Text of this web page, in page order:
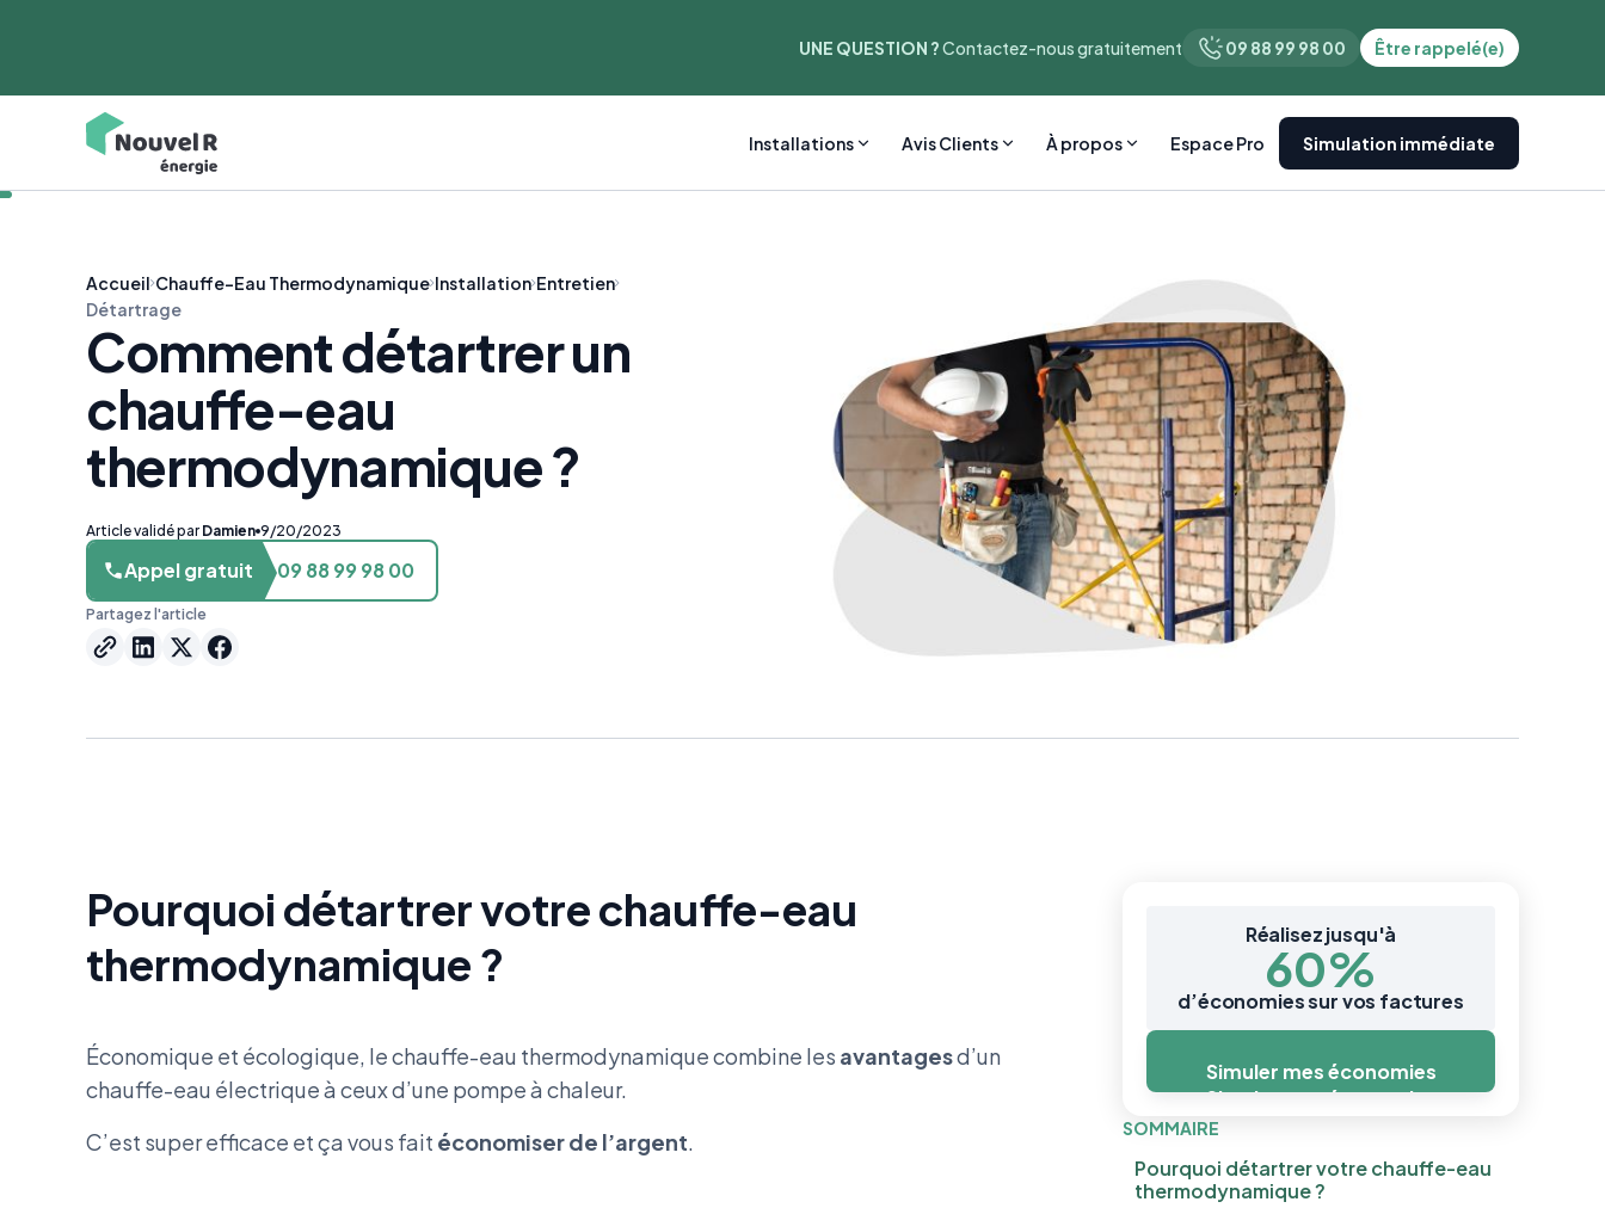
UNE QUESTION ?Contactez-nous gratuitement 09 88 99 98 00 Être rappelé(e)
Installations Avis Clients À propos Espace Pro Simulation immédiate
Accueil Chauffe-Eau Thermodynamique Installation Entretien
Détartrage
Comment détartrer un
chauffe-eau
thermodynamique ?
Article validé par Damien 9/20/2023
Appel gratuit 09 88 99 98 00
Partagez l'article
Pourquoi détartrer votre chauffe-eau
thermodynamique ?
Économique et écologique, le chauffe-eau thermodynamique combine les avantagesd’un
chauffe-eau électrique à ceux d’une pompe à chaleur.
C’est super efficace et ça vous fait économiser de l’argent.
Réalisez jusqu'à
60%
d’économies sur vos factures
Simuler mes économies
Simuler mes économies
SOMMAIRE
Pourquoi détartrer votre chauffe-eau
thermodynamique ?